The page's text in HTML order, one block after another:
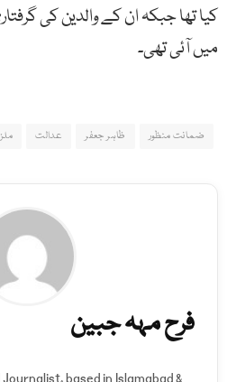
میں آئی تھی۔
ضمانت منظور ظاہر جعفر عدالت
فرح مہہ جبین